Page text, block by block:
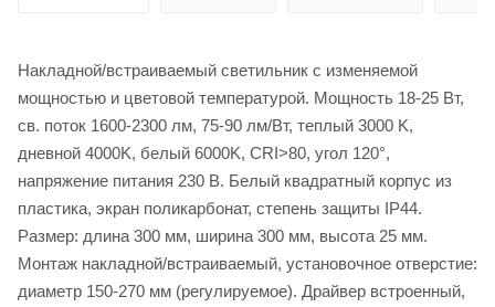
Накладной/встраиваемый светильник с изменяемой
мощностью и цветовой температурой. Мощность 18-25 Вт,
св. поток 1600-2300 лм, 75-90 лм/Вт, теплый 3000 K,
дневной 4000K, белый 6000K, CRI>80, угол 120°,
напряжение питания 230 В. Белый квадратный корпус из
пластика, экран поликарбонат, степень защиты IP44.
Размер: длина 300 мм, ширина 300 мм, высота 25 мм.
Монтаж накладной/встраиваемый, установочное отверстие:
диаметр 150-270 мм (регулируемое). Драйвер встроенный,